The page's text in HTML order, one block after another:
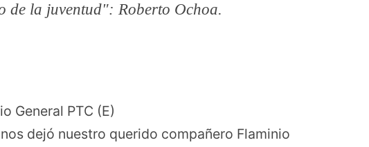
la juventud": Roberto Ochoa.
General PTC (E)
dejó nuestro querido compañero Flaminio